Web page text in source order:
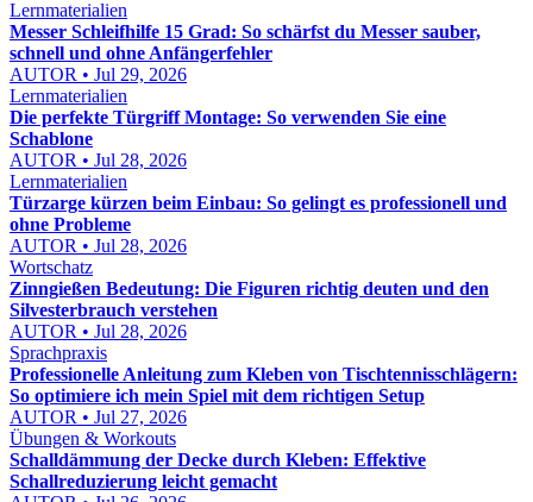
Lernmaterialien
Messer Schleifhilfe 15 Grad: So schärfst du Messer sauber,
schnell und ohne Anfängerfehler
AUTOR • Jul 29, 2026
Lernmaterialien
Die perfekte Türgriff Montage: So verwenden Sie eine
Schablone
AUTOR • Jul 28, 2026
Lernmaterialien
Türzarge kürzen beim Einbau: So gelingt es professionell und
ohne Probleme
AUTOR • Jul 28, 2026
Wortschatz
Zinngießen Bedeutung: Die Figuren richtig deuten und den
Silvesterbrauch verstehen
AUTOR • Jul 28, 2026
Sprachpraxis
Professionelle Anleitung zum Kleben von Tischtennisschlägern:
So optimiere ich mein Spiel mit dem richtigen Setup
AUTOR • Jul 27, 2026
Übungen & Workouts
Schalldämmung der Decke durch Kleben: Effektive
Schallreduzierung leicht gemacht